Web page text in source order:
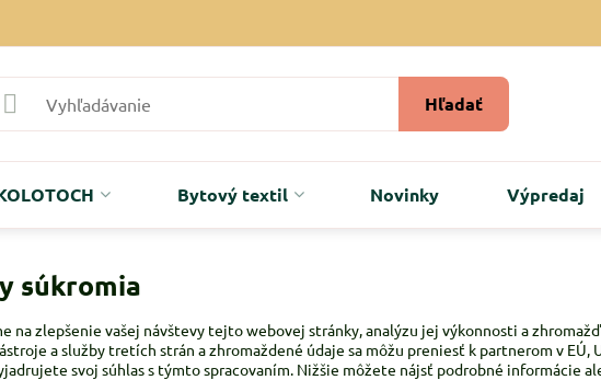
Hľadať
Bytový textil Novinky Výpredaj
súkromia
na zlepšenie vašej návštevy tejto webovej stránky, analýzu jej výkonnosti a
a služby tretích strán a zhromaždené údaje sa môžu preniesť k partnerom v EÚ,
svoj súhlas s týmto spracovaním. Nižšie môžete nájsť podrobné informácie